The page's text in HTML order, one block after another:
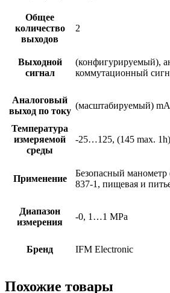
Общее
количество
выходов
2
Выходной
сигнал
(конфигурируемый),
коммутационный
Аналоговый
выход по току
(масштабируемый)
Температура
измеряемой
среды
-25…125, (145 max.
Применение
Безопасный
837-1, пищевая и
Диапазон
измерения
-0, 1…1 MPa
Бренд IFM Electronic
Похожие товары